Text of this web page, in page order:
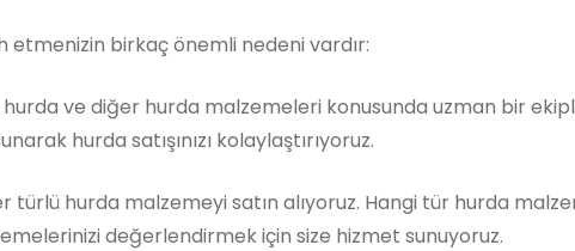
etmenizin birkaç önemli nedeni vardır:
hurda ve diğer hurda malzemeleri konusunda uzman bir
hurda satışınızı kolaylaştırıyoruz.
türlü hurda malzemeyi satın alıyoruz. Hangi tür hurda
değerlendirmek için size hizmet sunuyoruz.